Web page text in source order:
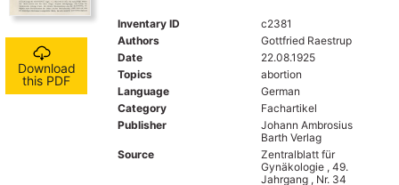
Download
this PDF
Inventary ID
c2381
Authors
Gottfried Raestrup
Date
22.08.1925
Topics
abortion
Language
German
Category
Fachartikel
Publisher
Johann Ambrosius
Barth Verlag
Source
Zentralblatt für
Gynäkologie , 49.
Jahrgang , Nr. 34